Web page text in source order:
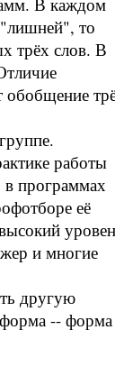
"лишней", то
трёх слов. В
обобщение
работы
программах
её
и многие
другую
-- форма